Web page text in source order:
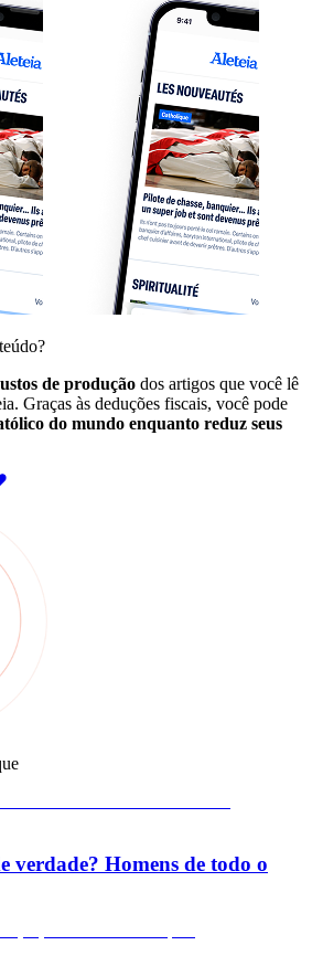
de produção dos artigos que você lê
Graças às deduções fiscais, você pode
do mundo enquanto reduz seus
verdade? Homens de todo o